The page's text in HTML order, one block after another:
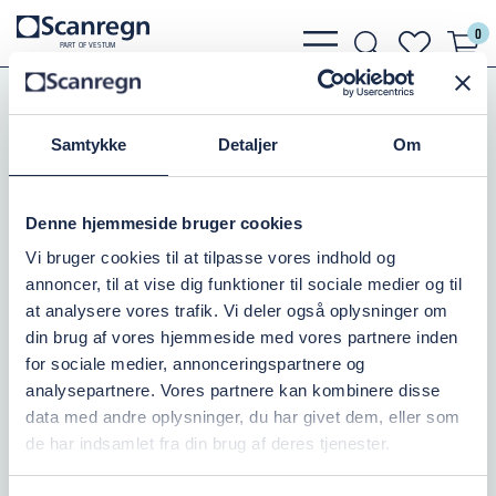
Samtykke Detaljer Om
Denne hjemmeside bruger cookies
Vi bruger cookies til at tilpasse vores indhold og
annoncer, til at vise dig funktioner til sociale medier og til
at analysere vores trafik. Vi deler også oplysninger om
din brug af vores hjemmeside med vores partnere inden
for sociale medier, annonceringspartnere og
analysepartnere. Vores partnere kan kombinere disse
data med andre oplysninger, du har givet dem, eller som
de har indsamlet fra din brug af deres tjenester.
PARTOF VESTUM
bars
light
search
light
heart 0
Slanger, Spændebånd
Suge og Trykslanger
ARIZONA SUGESLANGE 204MM
Varenr.:
På lager: 10+
1.318,75 DKKinkl. moms
Læg i kurv